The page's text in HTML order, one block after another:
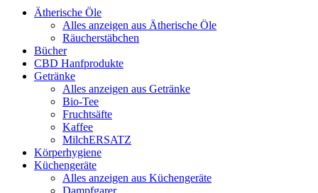
Ätherische Öle
Alles anzeigen aus Ätherische Öle
Räucherstäbchen
Bücher
CBD Hanfprodukte
Getränke
Alles anzeigen aus Getränke
Bio-Tee
Fruchtsäfte
Kaffee
MilchERSATZ
Körperhygiene
Küchengeräte
Alles anzeigen aus Küchengeräte
Dampfgarer